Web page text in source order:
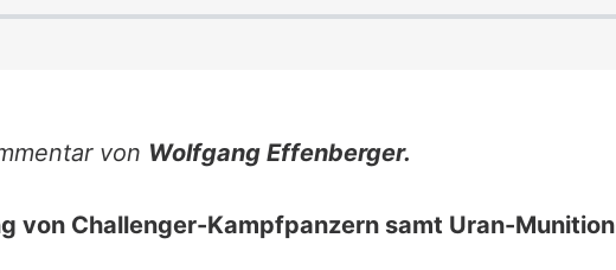
von Wolfgang Effenberger.
von Challenger-Kampfpanzern samt Uran-Munition